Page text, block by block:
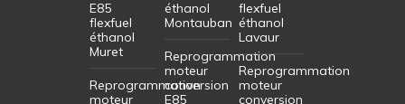
E85
flexfuel
éthanol
Muret
Reprogrammation
moteur
éthanol
Montauban
Reprogrammation
moteur
conversion
E85
flexfuel
éthanol
Lavaur
Reprogrammation
moteur
conversion